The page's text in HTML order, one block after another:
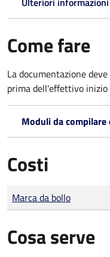
Come fare
La documentazione
prima dell'effettivo inizio
Moduli da
Costi
Tipo di pagamento
Importo
Marca da bollo
Cosa serve